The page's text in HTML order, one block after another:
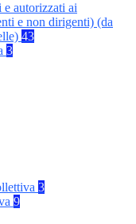
autorizzati ai
e non dirigenti) (da
43
3
3
9